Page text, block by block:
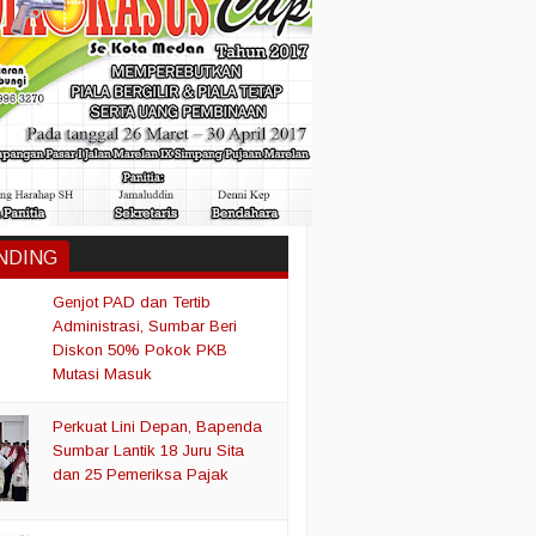
Genjot PAD dan Tertib
Administrasi, Sumbar Beri
Diskon 50% Pokok PKB
Mutasi Masuk
Perkuat Lini Depan, Bapenda
Sumbar Lantik 18 Juru Sita
dan 25 Pemeriksa Pajak